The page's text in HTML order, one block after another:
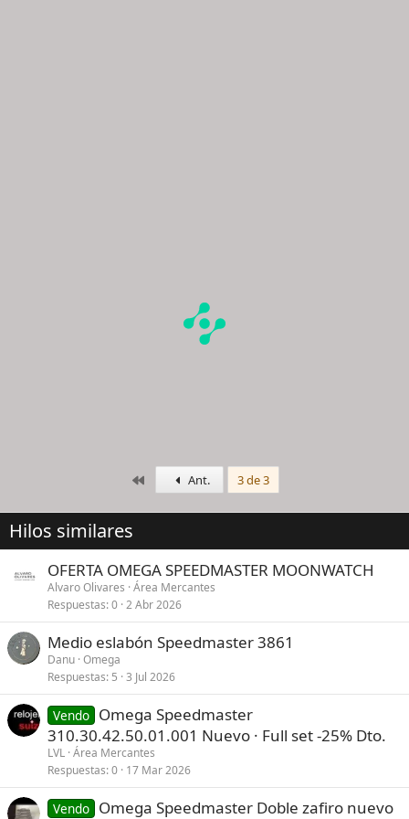
PrimeroAnt. 3 de 3
Hilos similares
OFERTA OMEGA SPEEDMASTER MOONWATCH
Alvaro Olivares Área Mercantes
Respuestas 0 2 Abr 2026
Medio eslabón Speedmaster 3861
Danu Omega
Respuestas 5 3 Jul 2026
Vendo Omega Speedmaster
310.30.42.50.01.001 Nuevo · Full set -25% Dto.
LVL Área Mercantes
Respuestas 0 17 Mar 2026
Vendo Omega Speedmaster Doble zafiro nuevo